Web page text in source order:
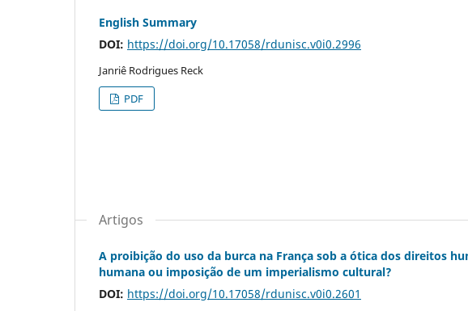
English Summary
DOI: https://doi.org/10.17058/rdunisc.v0i0.2996
Janriê Rodrigues Reck
PDF
Artigos
A proibição do uso da burca na França sob a ótica dos direitos
humana ou imposição de um imperialismo cultural?
DOI: https://doi.org/10.17058/rdunisc.v0i0.2601